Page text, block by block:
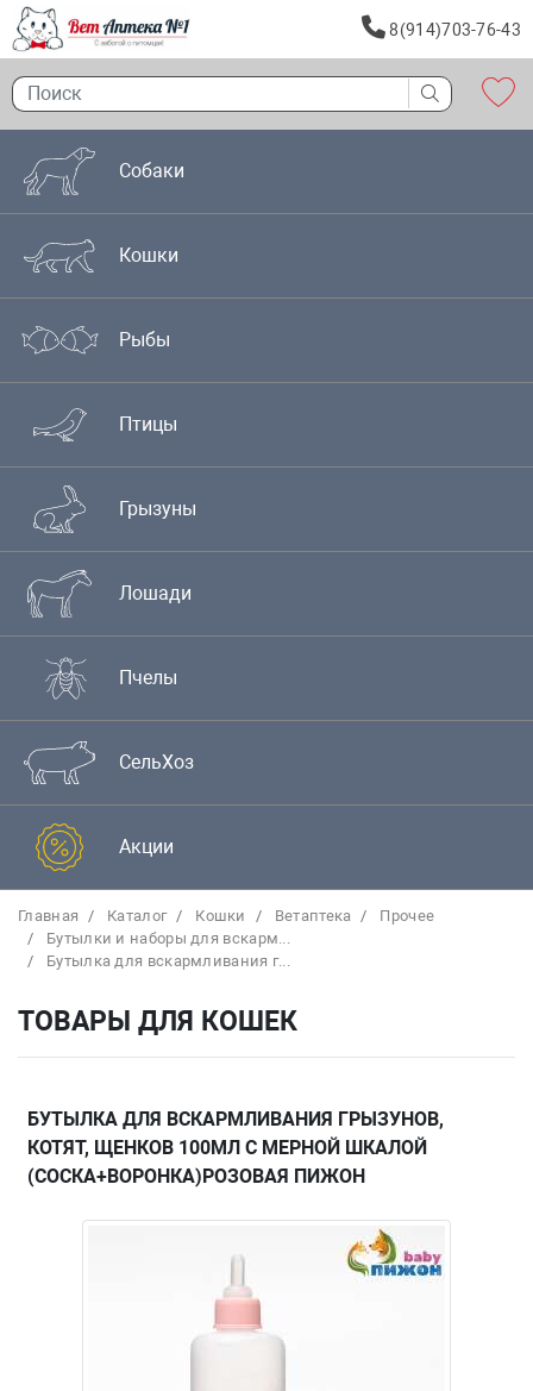
8(914)703-76-43
Собаки
Кошки
Рыбы
Птицы
Грызуны
Лошади
Пчелы
СельХоз
Акции
Главная Каталог Кошки Bетаптека
Прочее
Бутылки и наборы для вскарм...
Бутылка для вскармливания г...
ТОВАРЫ ДЛЯ КОШЕК
БУТЫЛКА ДЛЯ ВСКАРМЛИВАНИЯ ГРЫЗУНОВ,
КОТЯТ, ЩЕНКОВ 100МЛ С МЕРНОЙ ШКАЛОЙ
(СОСКА+ВОРОНКА)РОЗОВАЯ ПИЖОН